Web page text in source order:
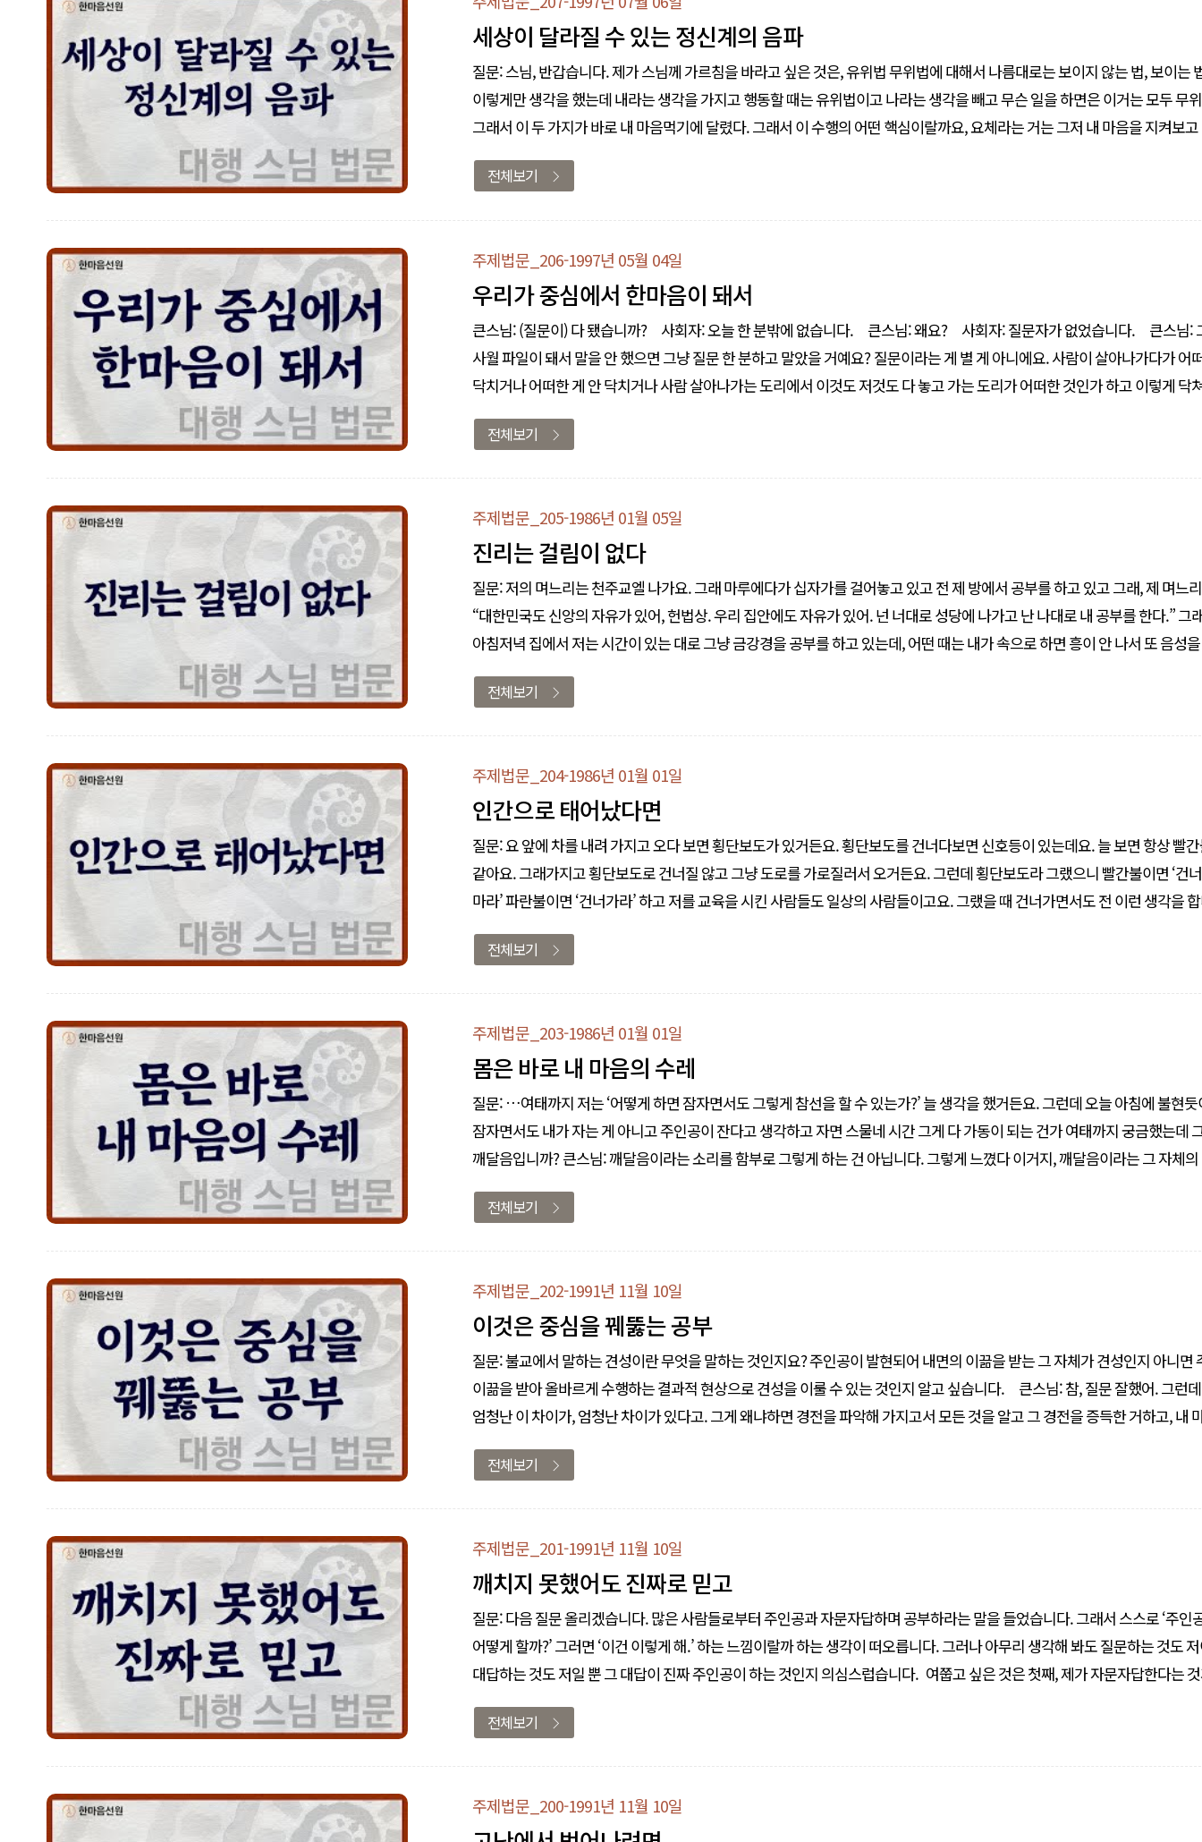
세상이 달라질 수 있는 정신계의 음파
질문: 스님, 반갑습니다. 제가 스님께 가르침을 바라고 싶은 것은, 유위법 무위법에 대해서 나름대로는 보이지 않는 법, 보이는
이렇게만 생각을 했는데 내라는 생각을 가지고 행동할 때는 유위법이고 나라는 생각을 빼고 무슨 일을 하면은 이거는 모두 무
그래서 이 두 가지가 바로 내 마음먹기에 달렸다. 그래서 이 수행의 어떤 핵심이랄까요, 요체라는 거는 그저 내 마음을 지켜보
현상이 어떤 일이 생기든 그냥 그대로 아무 생각 없이 그대로 할 일이면 하고 하기 싫으면 말고 먼저 우선적으로 내 마음 평정하
고요하게 그렇게..
전체보기
주제법문_206-1997년 05월 04일
우리가 중심에서 한마음이 돼서
큰스님: (질문이) 다 됐습니까? 사회자: 오늘 한 분밖에 없습니다. 큰스님: 왜요? 사회자: 질문자가 없었습니다. 큰스님: 그럼 내가
사월 파일이 돼서 말을 안 했으면 그냥 질문 한 분하고 말았을 거예요? 질문이라는 게 별 게 아니에요. 사람이 살아나가다가 어떠한 게
닥치거나 어떠한 게 안 닥치거나 사람 살아나가는 도리에서 이것도 저것도 다 놓고 가는 도리가 어떠한 것인가 하고 이렇게 닥
전체보기
주제법문_205-1986년 01월 05일
진리는 걸림이 없다
질문: 저의 며느리는 천주교엘 나가요. 그래 마루에다가 십자가를 걸어놓고 있고 전 제 방에서 공부를 하고 있고 그래, 제 며느
“대한민국도 신앙의 자유가 있어, 헌법상. 우리 집안에도 자유가 있어. 넌 너대로 성당에 나가고 난 나대로 내 공부를 한다.” 그
아침저녁 집에서 저는 시간이 있는 대로 그냥 금강경을 공부를 하고 있는데, 어떤 때는 내가 속으로 하면 흥이 안 나서 또 음성
공부를 하게..
전체보기
주제법문_204-1986년 01월 01일
인간으로 태어났다면
질문: 요 앞에 차를 내려 가지고 오다 보면 횡단보도가 있거든요. 횡단보도를 건너다보면 신호등이 있는데요. 늘 보면 항상 빨
같아요. 그래가지고 횡단보도로 건너질 않고 그냥 도로를 가로질러서 오거든요. 그런데 횡단보도라 그랬으니 빨간불이면 ‘건
마라’ 파란불이면 ‘건너가라’ 하고 저를 교육을 시킨 사람들도 일상의 사람들이고요. 그랬을 때 건너가면서도 전 이런 생각을
그..전체보기
주제법문_203-1986년 01월 01일
몸은 바로 내 마음의 수레
질문: …여태까지 저는 ‘어떻게 하면 잠자면서도 그렇게 참선을 할 수 있는가?’ 늘 생각을 했거든요. 그런데 오늘 아침에 불현듯
잠자면서도 내가 자는 게 아니고 주인공이 잔다고 생각하고 자면 스물네 시간 그게 다 가동이 되는 건가 여태까지 궁금했는데
깨달음입니까? 큰스님: 깨달음이라는 소리를 함부로 그렇게 하는 건 아닙니다. 그렇게 느꼈다 이거지, 깨달음이라는 그 자체의 언어는
전체보기
주제법문_202-1991년 11월 10일
이것은 중심을 꿰뚫는 공부
질문: 불교에서 말하는 견성이란 무엇을 말하는 것인지요? 주인공이 발현되어 내면의 이끎을 받는 그 자체가 견성인지 아니면
이끎을 받아 올바르게 수행하는 결과적 현상으로 견성을 이룰 수 있는 것인지 알고 싶습니다. 큰스님: 참, 질문 잘했어. 그런데 참
엄청난 이 차이가, 엄청난 차이가 있다고. 그게 왜냐하면 경전을 파악해 가지고서 모든 것을 알고 그 경전을 증득한 거하고, 내
증득한 거하고는 달라. 경전을 증득한 거는 모든, 말이나 모든 것은 유창해도, 모든 걸 다 잘해. 다 잘하는데 ..
전체보기
주제법문_201-1991년 11월 10일
깨치지 못했어도 진짜로 믿고
질문: 다음 질문 올리겠습니다. 많은 사람들로부터 주인공과 자문자답하며 공부하라는 말을 들었습니다. 그래서 스스로 ‘주인
어떻게 할까?’ 그러면 ‘이건 이렇게 해.’ 하는 느낌이랄까 하는 생각이 떠오릅니다. 그러나 아무리 생각해 봐도 질문하는 것도
대답하는 것도 저일 뿐 그 대답이 진짜 주인공이 하는 것인지 의심스럽습니다. 여쭙고 싶은 것은 첫째, 제가 자문자답한다는 것과
큰스님께서 수행 초기에 아빠의, 말하자면 주인공의 이끎을 받았다는 것과는 어떻게 다른지요? 둘째, 만약 다르다면 저희가 주
전체보기
주제법문_200-1991년 11월 10일